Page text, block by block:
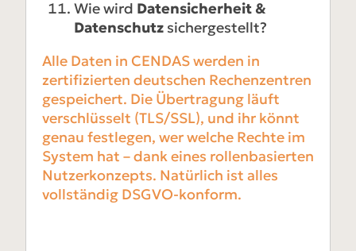
Wie wird Datensicherheit &
Datenschutz sichergestellt?
Alle Daten in CENDAS werden in
zertifizierten deutschen Rechenzentren
gespeichert. Die Übertragung läuft
verschlüsselt (TLS/SSL), und ihr könnt
genau festlegen, wer welche Rechte im
System hat – dank eines rollenbasierten
Nutzerkonzepts. Natürlich ist alles
vollständig DSGVO-konform.